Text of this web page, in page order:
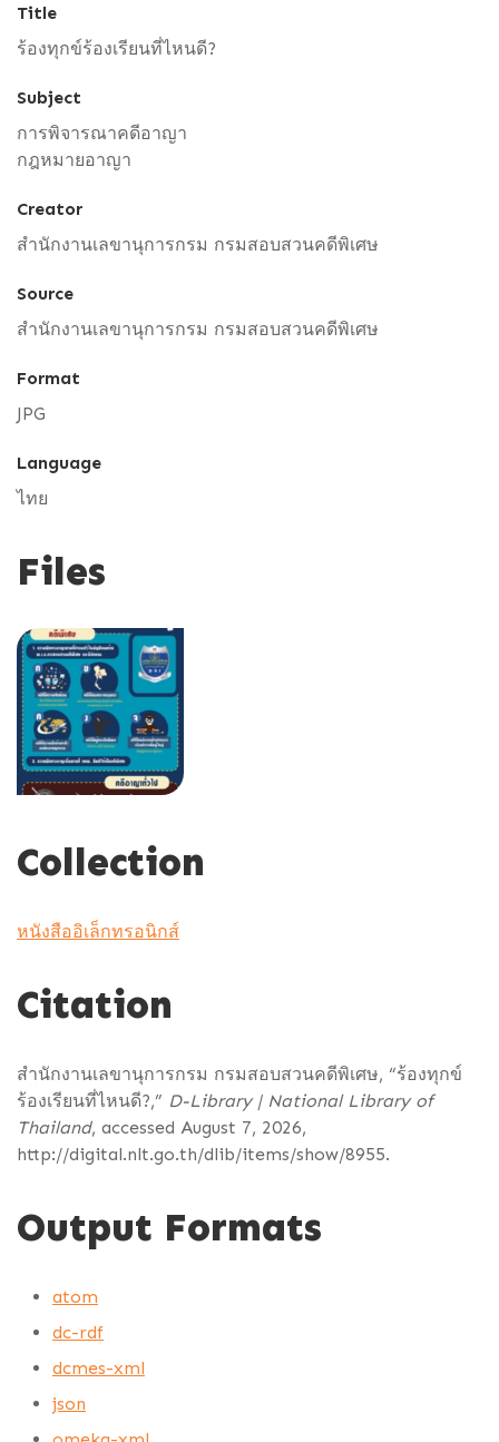
Title
ร้องทุกข์ร้องเรียนที่ไหนดี?
Subject
การพิจารณาคดีอาญา
กฎหมายอาญา
Creator
สำนักงานเลขานุการกรม กรมสอบสวนคดีพิเศษ
Source
สำนักงานเลขานุการกรม กรมสอบสวนคดีพิเศษ
Format
JPG
Language
ไทย
Files
Collection
หนังสืออิเล็กทรอนิกส์
Citation
สำนักงานเลขานุการกรม กรมสอบสวนคดีพิเศษ, “ร้องทุกข์
ร้องเรียนที่ไหนดี?,” D-Library | National Library of
Thailand, accessed August 7, 2026,
http://digital.nlt.go.th/dlib/items/show/8955.
Output Formats
atom
dc-rdf
dcmes-xml
json